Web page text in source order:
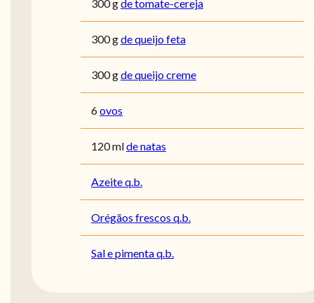
300gde tomate-cereja
300gde queijo feta
300gde queijo creme
6ovos
120mlde natas
Azeite q.b.
Orégãos frescos q.b.
Sal e pimenta q.b.